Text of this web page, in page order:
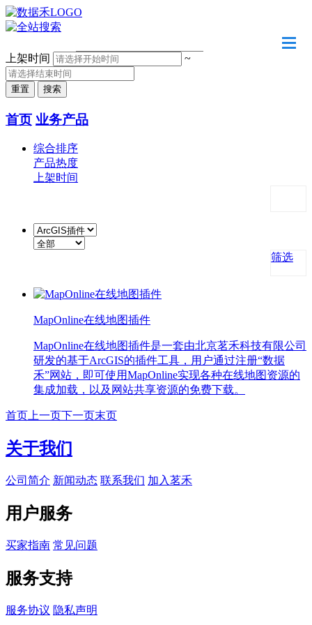
上架时间
~
首页 业务产品
综合排序
产品热度
上架时间
筛选
MapOnline在线地图插件
MapOnline在线地图插件是一套由北京茗禾科技有限公司
研发的基于ArcGIS的插件工具，用户通过注册“数据
禾”网站，即可使用MapOnline实现各种在线地图资源的
集成加载，以及网站共享资源的免费下载。
首页 上一页下一页末页
关于我们
公司简介 新闻动态 联系我们 加入茗禾
用户服务
买家指南 常见问题
服务支持
服务协议 隐私声明